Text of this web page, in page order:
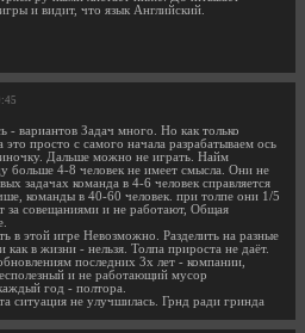
и видит, что язык Английский.
- вариантов Задач много. Но как только
просто с самого начала разрабатываем ось
Дальше можно не играть. Найм
больше 4-8 человек не имеет смысла. Они не
задачах команда в 4-6 человек справляется
команды в 40-60 человек. при толпе они 1/5
за совещаниями и не работают, Общая
в этой игре Невозможно. Разделить на разные
в жизни - нельзя. Толпа прироста не даёт.
последних 3х лет - компании,
и не работающий мусор
год - полтора.
ситуация не улучшилась. Грнд ради гринда